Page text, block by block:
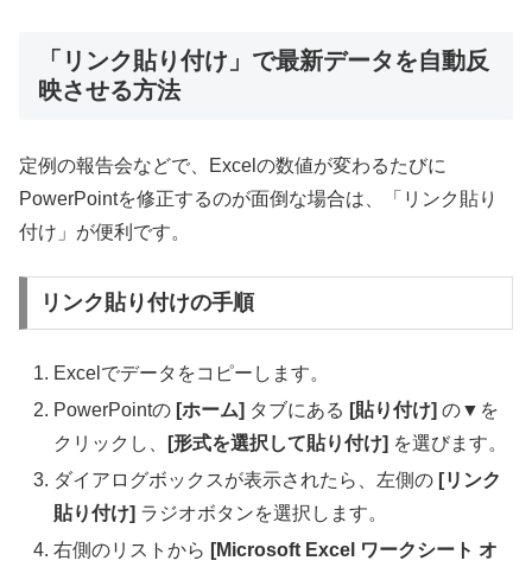
「リンク貼り付け」で最新データを自動反
映させる方法
定例の報告会などで、Excelの数値が変わるたびに
PowerPointを修正するのが面倒な場合は、「リンク貼り
付け」が便利です。
リンク貼り付けの手順
Excelでデータをコピーします。
PowerPointの [ホーム] タブにある [貼り付け] の▼を
クリックし、
[形式を選択して貼り付け] を選びます。
ダイアログボックスが表示されたら、左側の [リンク
貼り付け] ラジオボタンを選択します。
右側のリストから [Microsoft Excel ワークシート オ